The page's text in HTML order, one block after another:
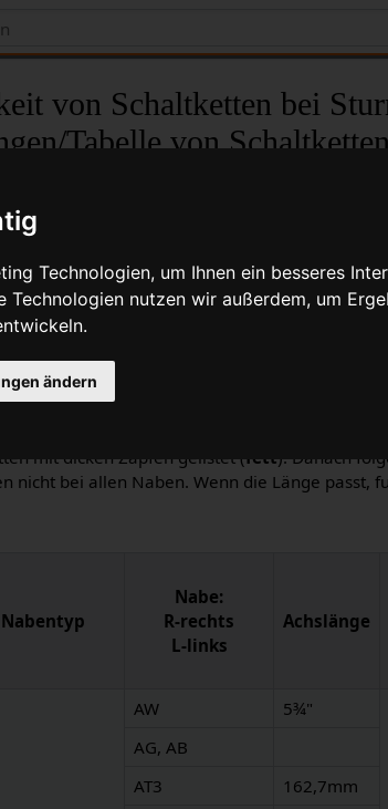
Technologien, um Ihnen ein besseres
Technologien nutzen wir außerdem, um
ändern
von Schaltketten bei
Tabelle von
bei Sturmey-Archer Nabenschaltungen
nächsten Millimeter gerundet. Danke an Jan
Sutherland, eBay Verkäufer
Teilenummer und Achslänge sortierbar.
mit dicken Zapfen gelistet (fett). Danach
nicht bei allen Naben. Wenn die Länge passt,
Nabentyp
Nabe:
R-rechts
L-links
Achslänge
AW 5¾"
AG, AB
AT3
162,7mm